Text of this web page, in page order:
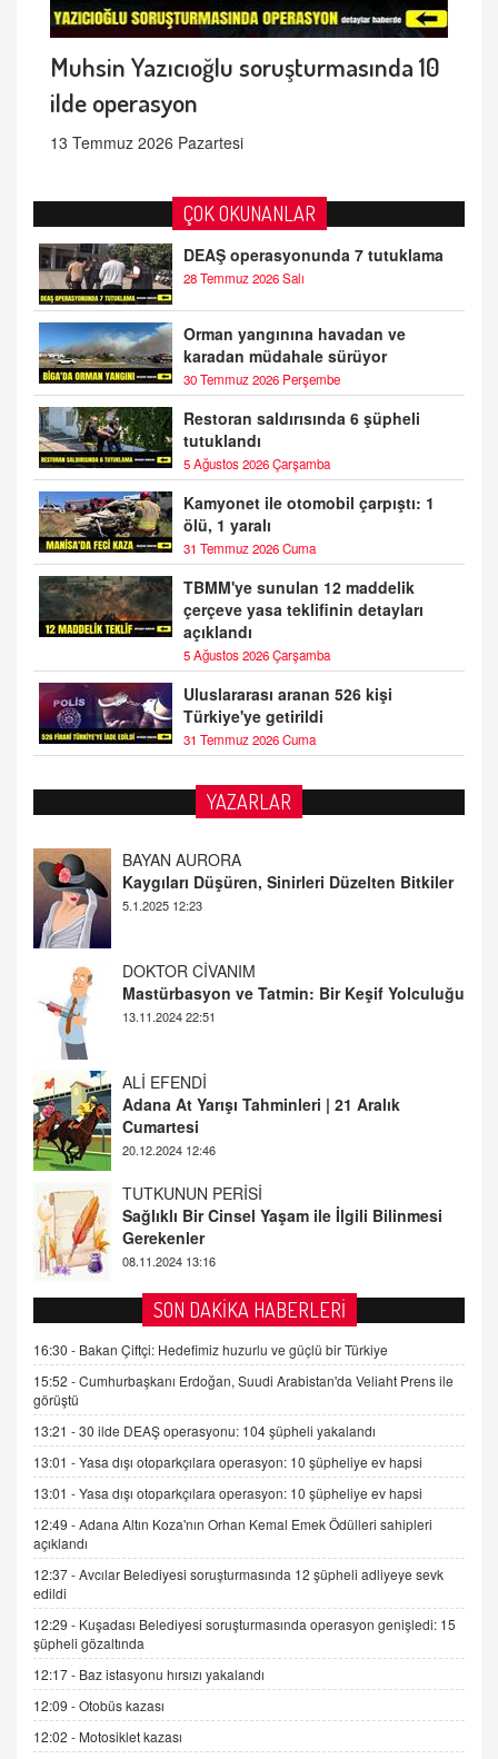
Muhsin Yazıcıoğlu soruşturmasında 10
ilde operasyon
13 Temmuz 2026 Pazartesi
ÇOK OKUNANLAR
DEAŞ operasyonunda 7 tutuklama
28 Temmuz 2026 Salı
Orman yangınına havadan ve
karadan müdahale sürüyor
30 Temmuz 2026 Perşembe
Restoran saldırısında 6 şüpheli
tutuklandı
5 Ağustos 2026 Çarşamba
Kamyonet ile otomobil çarpıştı: 1
ölü, 1 yaralı
31 Temmuz 2026 Cuma
TBMM'ye sunulan 12 maddelik
çerçeve yasa teklifinin detayları
açıklandı
5 Ağustos 2026 Çarşamba
Uluslararası aranan 526 kişi
Türkiye'ye getirildi
31 Temmuz 2026 Cuma
YAZARLAR
DOKTOR CİVANIM
Mastürbasyon ve Tatmin: Bir Keşif Yolculuğu
13.11.2024 22:51
ALİ EFENDİ
Adana At Yarışı Tahminleri | 21 Aralık
Cumartesi
TUTKUNUN PERİSİ
Sağlıklı Bir Cinsel Yaşam ile İlgili Bilinmesi
Gerekenler
08.11.2024 13:16
FARUK ÖNALAN
Tezkere Onaylanmasaydı…
2 Kasım 2021 Salı 00:11
AV. DOĞAN CAN DOĞAN
Kişisel verilerin korunması ve dijital hukukun
gelişimi
15.09.2025 16:17
SEHER EREK
Kış Ayları Geldi, Hangi Önlemler Alınmalı?
9.12.2025 10:11
İNCİ GÜL AKÖL
06.07.2026 13:00
ADEM AKÖL
Esed Destekçilerinin Yüzüne Vurulan Şamar:
Sednaya
11.12.2024 12:30
DR. EKREM ASLAN
SON DAKİKA HABERLERİ
16:30 - Bakan Çiftçi: Hedefimiz huzurlu ve güçlü bir Türkiye
15:52 -Cumhurbaşkanı Erdoğan, Suudi Arabistan'da Veliaht Prens ile
görüştü
13:21 -30 ilde DEAŞ operasyonu: 104 şüpheli yakalandı
13:01 -Yasa dışı otoparkçılara operasyon: 10 şüpheliye ev hapsi
13:01 -Yasa dışı otoparkçılara operasyon: 10 şüpheliye ev hapsi
12:49 -Adana Altın Koza'nın Orhan Kemal Emek Ödülleri sahipleri
açıklandı
12:37 -Avcılar Belediyesi soruşturmasında 12 şüpheli adliyeye sevk
edildi
12:29 - Kuşadası Belediyesi soruşturmasında operasyon genişledi: 15
şüpheli gözaltında
12:17 - Baz istasyonu hırsızı yakalandı
12:09 -Otobüs kazası
12:02 - Motosiklet kazası